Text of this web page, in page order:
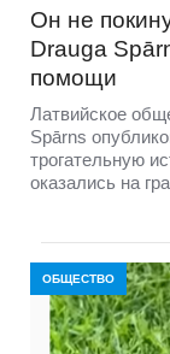
Он не
Drauga
помощи
Латвийское
Spārns
трогательную
оказались на
ОБЩЕСТВО